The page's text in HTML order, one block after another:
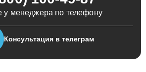
у менеджера по телефону
Консультация в телеграм